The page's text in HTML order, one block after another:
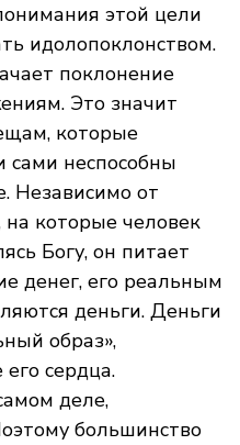
этой цели
идолопоклонством.
поклонение
Это значит
которые
сами неспособны
Независимо от
которые человек
Богу, он питает
денег, его реальным
деньги. Деньги
образ»,
сердца.
деле,
большинство